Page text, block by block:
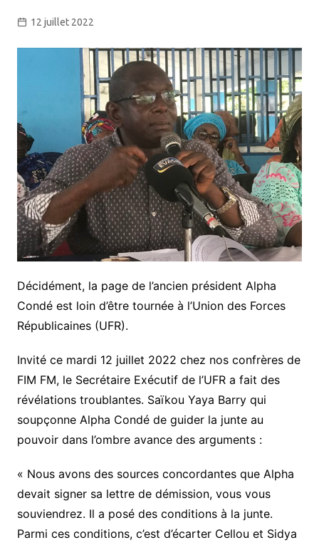
12 juillet 2022
Décidément, la page de l’ancien président Alpha
Condé est loin d’être tournée à l’Union des Forces
Républicaines (UFR).
Invité ce mardi 12 juillet 2022 chez nos confrères de
FIM FM, le Secrétaire Exécutif de l’UFR a fait des
révélations troublantes. Saïkou Yaya Barry qui
soupçonne Alpha Condé de guider la junte au
pouvoir dans l’ombre avance des arguments :
« Nous avons des sources concordantes que Alpha
devait signer sa lettre de démission, vous vous
souviendrez. Il a posé des conditions à la junte.
Parmi ces conditions, c’est d’écarter Cellou et Sidya